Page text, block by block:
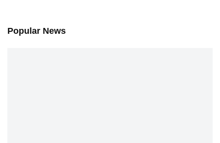
Popular News